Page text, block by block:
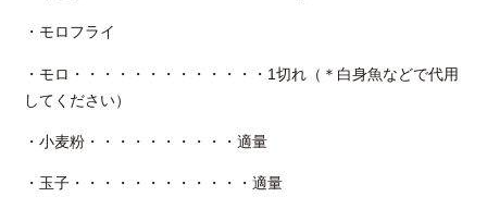
・モロフライ
・モロ・・・・・・・・・・・・・1切れ（＊白身魚などで代用
してください）
・小麦粉・・・・・・・・・・適量
・玉子・・・・・・・・・・・・適量